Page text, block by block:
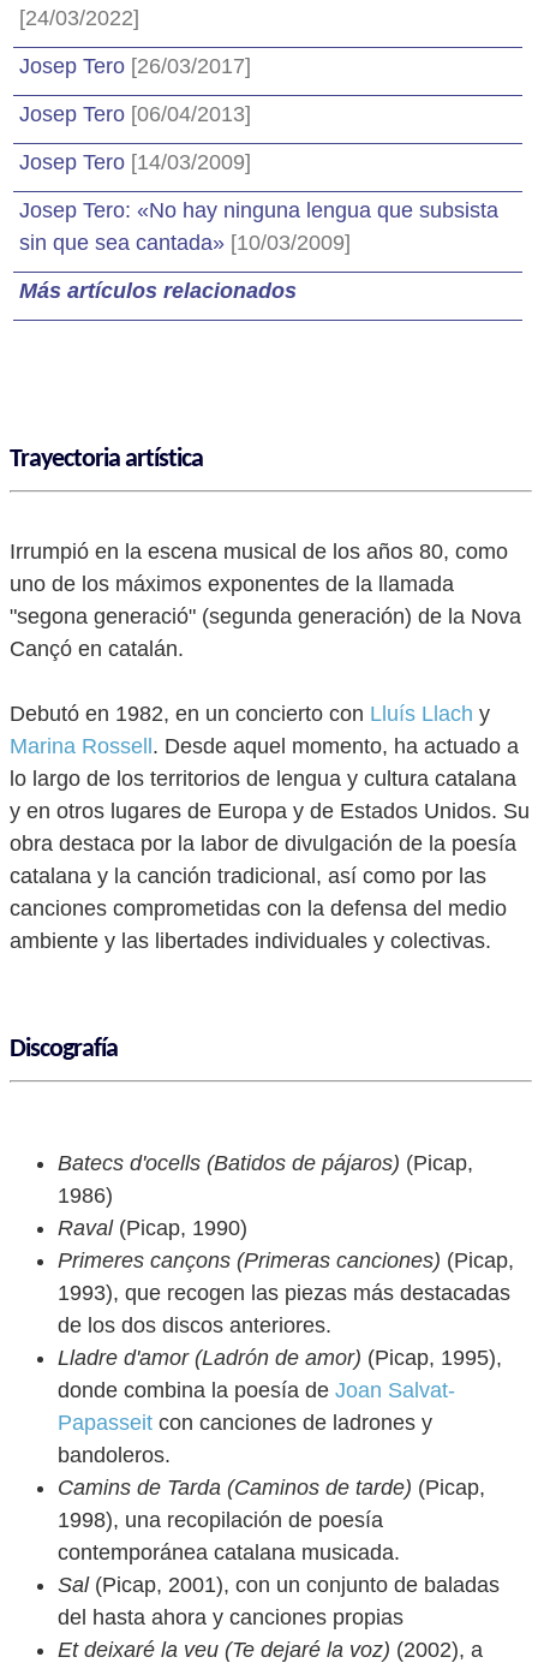
[24/03/2022]
Josep Tero [26/03/2017]
Josep Tero [06/04/2013]
Josep Tero [14/03/2009]
Josep Tero: «No hay ninguna lengua que subsista
sin que sea cantada» [10/03/2009]
Más artículos relacionados
Trayectoria artística
Irrumpió en la escena musical de los años 80, como
uno de los máximos exponentes de la llamada
"segona generació" (segunda generación) de la Nova
Cançó en catalán.
Debutó en 1982, en un concierto con Lluís Llach y
Marina Rossell . Desde aquel momento, ha actuado a
lo largo de los territorios de lengua y cultura catalana
y en otros lugares de Europa y de Estados Unidos. Su
obra destaca por la labor de divulgación de la poesía
catalana y la canción tradicional, así como por las
canciones comprometidas con la defensa del medio
ambiente y las libertades individuales y colectivas.
Discografía
Batecs d'ocells (Batidos de pájaros) (Picap,
1986)
Raval(Picap, 1990)
Primeres cançons (Primeras canciones) (Picap,
1993), que recogen las piezas más destacadas
de los dos discos anteriores.
Lladre d'amor (Ladrón de amor) (Picap, 1995),
donde combina la poesía de Joan Salvat-
Papasseit con canciones de ladrones y
bandoleros.
Camins de Tarda (Caminos de tarde) (Picap,
1998), una recopilación de poesía
contemporánea catalana musicada.
Sal(Picap, 2001), con un conjunto de baladas
del hasta ahora y canciones propias
Et deixaré la veu (Te dejaré la voz) (2002), a